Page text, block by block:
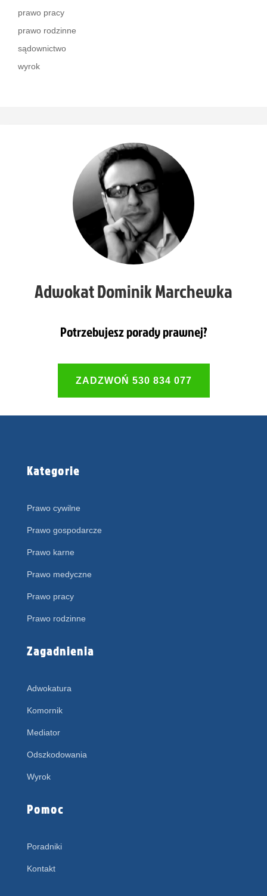
prawo pracy
prawo rodzinne
sądownictwo
wyrok
Adwokat Dominik Marchewka
Potrzebujesz porady prawnej?
ZADZWOŃ 530 834 077
Kategorie
Prawo cywilne
Prawo gospodarcze
Prawo karne
Prawo medyczne
Prawo pracy
Prawo rodzinne
Zagadnienia
Adwokatura
Komornik
Mediator
Odszkodowania
Wyrok
Pomoc
Poradniki
Kontakt